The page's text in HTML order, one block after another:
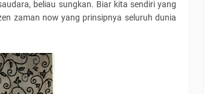
beliau sungkan. Biar kita sendiri yang
zaman now yang prinsipnya seluruh dunia